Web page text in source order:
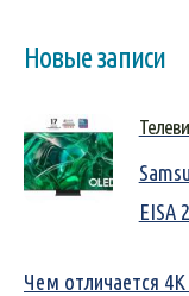
Новые записи
EISA
Чем отличается